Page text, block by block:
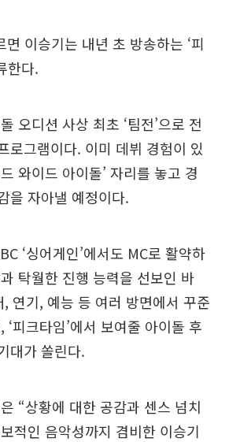
이승기는 내년 초 방송하는 ‘피
한다.
오디션 사상 최초 ‘팀전’으로 전
로그램이다. 이미 데뷔 경험이 있
와이드 아이돌’ 자리를 놓고 경
을 자아낼 예정이다.
‘싱어게인’에서도 MC로 활약하
탁월한 진행 능력을 선보인 바
연기, 예능 등 여러 방면에서 꾸준
피크타임’에서 보여줄 아이돌 후
대가 쏠린다.
“상황에 대한 공감과 센스 넘치
적인 음악성까지 겸비한 이승기